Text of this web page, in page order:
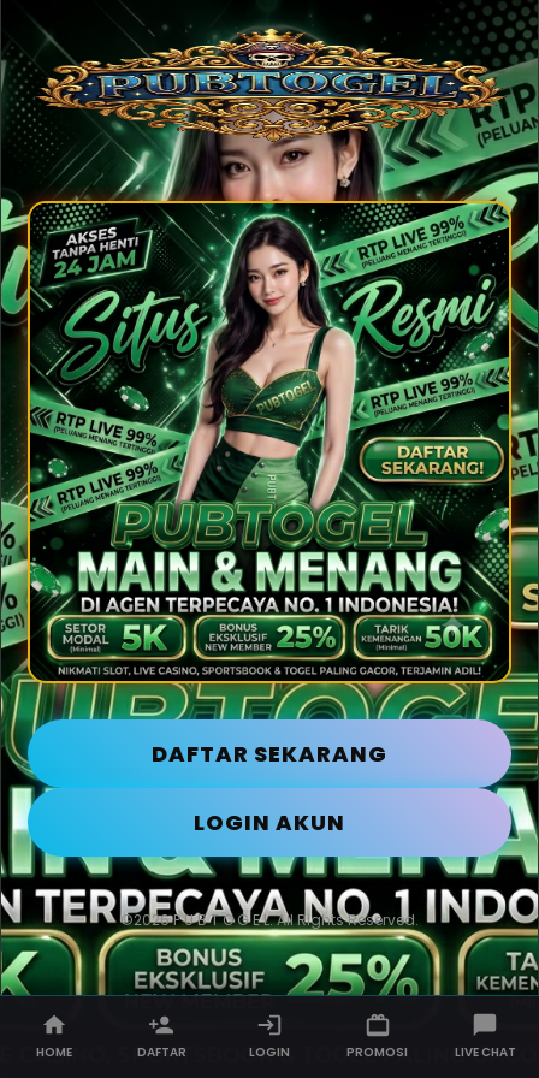
DAFTAR SEKARANG
LOGIN AKUN
©2026 P U B T O G E L. All Rights Reserved.
HOME DAFTAR LOGIN PROMOSI LIVE CHAT